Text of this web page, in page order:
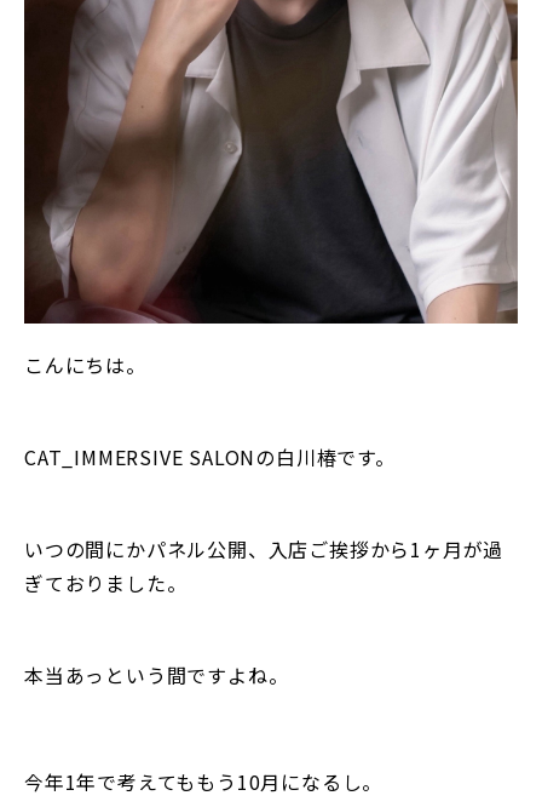
こんにちは。
CAT_IMMERSIVE SALONの白川椿です。
いつの間にかパネル公開、入店ご挨拶から1ヶ月が過
ぎておりました。
本当あっという間ですよね。
今年1年で考えてももう10月になるし。